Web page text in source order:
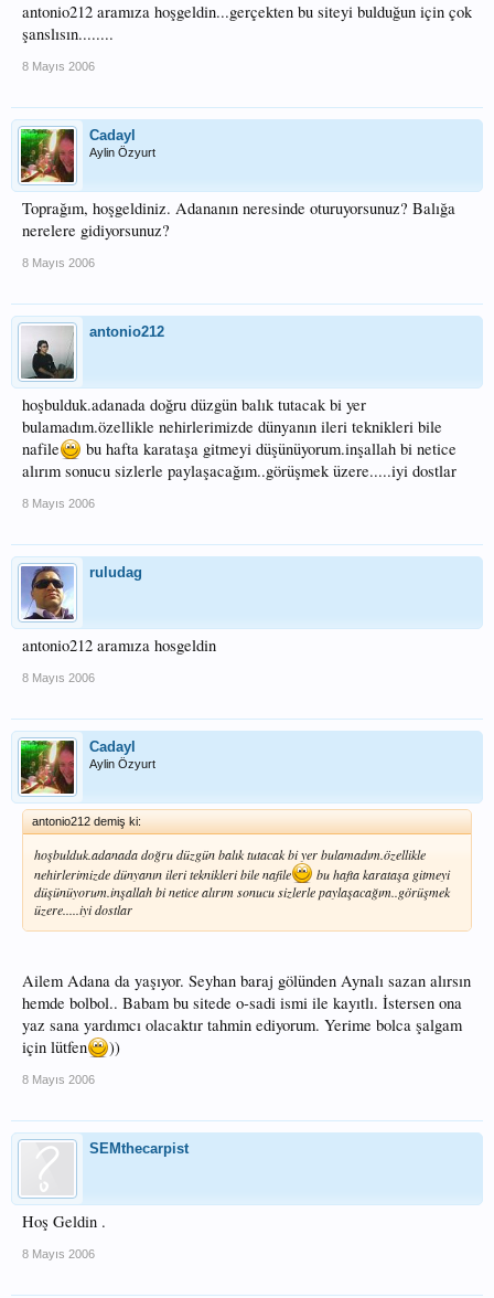
antonio212 aramıza hoşgeldin...gerçekten bu siteyi bulduğun için çok
şanslısın........
8 Mayıs 2006
Cadayl
Aylin Özyurt
Toprağım, hoşgeldiniz. Adananın neresinde oturuyorsunuz? Balığa
nerelere gidiyorsunuz?
8 Mayıs 2006
antonio212
hoşbulduk.adanada doğru düzgün balık tutacak bi yer
bulamadım.özellikle nehirlerimizde dünyanın ileri teknikleri bile
nafile
bu hafta karataşa gitmeyi düşünüyorum.inşallah bi netice
alırım sonucu sizlerle paylaşacağım..görüşmek üzere.....iyi dostlar
8 Mayıs 2006
ruludag
antonio212 aramıza hosgeldin
8 Mayıs 2006
Cadayl
Aylin Özyurt
antonio212 demiş ki:
hoşbulduk.adanada doğru düzgün balık tutacak bi yer bulamadım.özellikle
nehirlerimizde dünyanın ileri teknikleri bile nafile
bu hafta karataşa gitmeyi
düşünüyorum.inşallah bi netice alırım sonucu sizlerle paylaşacağım..görüşmek
üzere.....iyi dostlar
Ailem Adana da yaşıyor. Seyhan baraj gölünden Aynalı sazan alırsın
hemde bolbol.. Babam bu sitede o-sadi ismi ile kayıtlı. İstersen ona
yaz sana yardımcı olacaktır tahmin ediyorum. Yerime bolca şalgam
için lütfen
))
8 Mayıs 2006
SEMthecarpist
Hoş Geldin .
8 Mayıs 2006